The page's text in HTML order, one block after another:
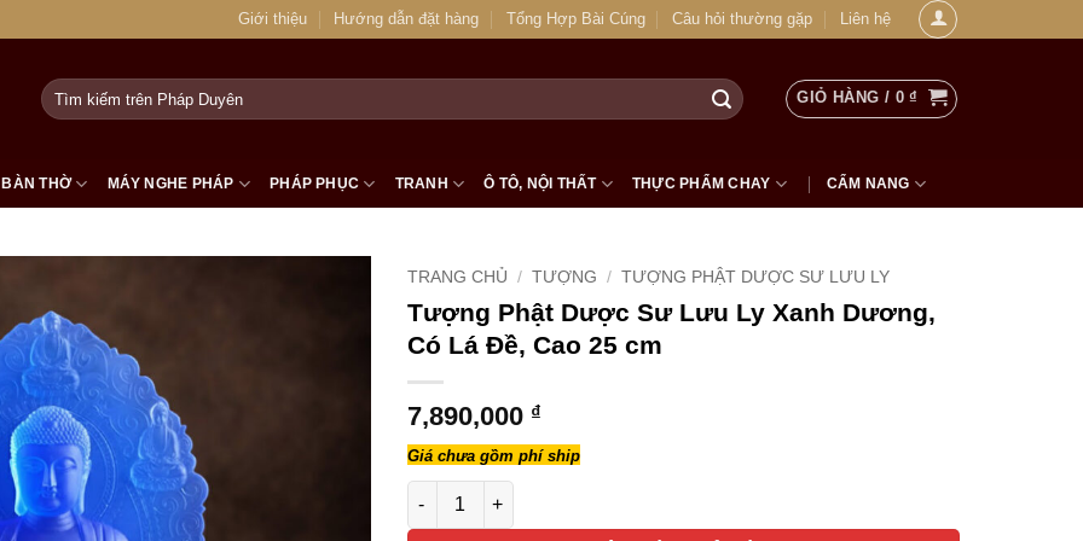
Giới thiệu Hướng dẫn đặt hàng Tổng Hợp Bài Cúng Câu hỏi thường gặp Liên hệ
Tìm
kiếm:
GIỎ HÀNG / 0₫
BÀN THỜ MÁY NGHE PHÁP PHÁP PHỤC TRANH Ô TÔ, NỘI THẤT THỰC PHẨM CHAY CẨM NANG
TRANG CHỦ / TƯỢNG / TƯỢNG PHẬT DƯỢC SƯ LƯU LY
Tượng Phật Dược Sư Lưu Ly Xanh Dương,
Có Lá Đề, Cao 25 cm
7,890,000 ₫
Giá chưa gồm phí ship
Tượng Phật Dược Sư Lưu Ly Xanh Dương, Có Lá Đề, Cao 25 cm số lượng